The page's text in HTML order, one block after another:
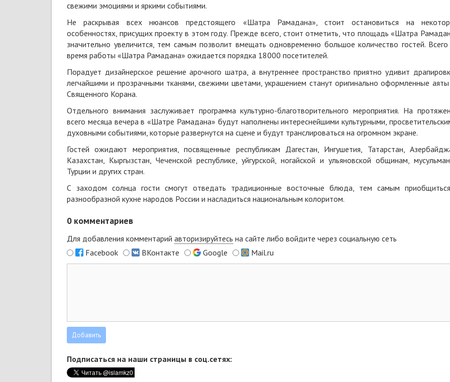
свежими эмоциями и яркими событиями.
Не раскрывая всех нюансов предстоящего «Шатра Рамадана», стоит остановиться на
особенностях, присущих проекту в этом году. Прежде всего, стоит отметить, что площадь «Шатра
значительно увеличится, тем самым позволит вмещать одновременно большое количество гостей.
время работы «Шатра Рамадана» ожидается порядка 18000 посетителей.
Порадует дизайнерское решение арочного шатра, а внутреннее пространство приятно удивит
легчайшими и прозрачными тканями, свежими цветами, украшением станут оригинально оформленные аяты
Священного Корана.
Отдельного внимания заслуживает программа культурно-благотворительного мероприятия. На
всего месяца вечера в «Шатре Рамадана» будут наполнены интереснейшими культурными,
духовными событиями, которые развернутся на сцене и будут транслироваться на огромном экране.
Гостей ожидают мероприятия, посвященные республикам Дагестан, Ингушетия, Татарстан,
Казахстан, Кыргызстан, Чеченской республике, уйгурской, ногайской и ульяновской общинам,
Турции и других стран.
С заходом солнца гости смогут отведать традиционные восточные блюда, тем самым
разнообразной кухне народов России и насладиться национальным колоритом.
0 комментариев
Для добавления комментарий авторизируйтесь на сайте либо войдите через социальную сеть
Facebook
ВКонтакте Google Mail.ru
Подписаться на наши страницы в соц.сетях: